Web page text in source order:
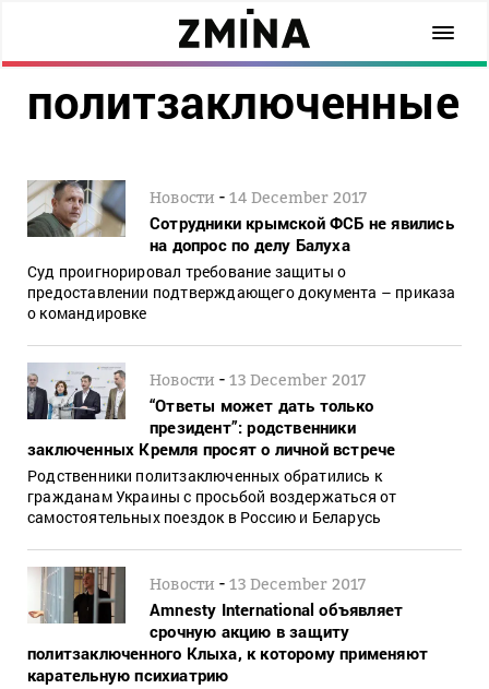
политзаключенные
Новости -14 December 2017
Сотрудники крымской ФСБ не явились
на допрос по делу Балуха
Суд проигнорировал требование защиты о
предоставлении подтверждающего документа – приказа
о командировке
Новости -13 December 2017
“Ответы может дать только
президент”: родственники
заключенных Кремля просят о личной встрече
Родственники политзаключенных обратились к
гражданам Украины с просьбой воздержаться от
самостоятельных поездок в Россию и Беларусь
Новости -13 December 2017
Amnesty International объявляет
срочную акцию в защиту
политзаключенного Клыха, к которому применяют
карательную психиатрию